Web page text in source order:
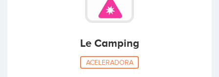
Le Camping
ACELERADORA